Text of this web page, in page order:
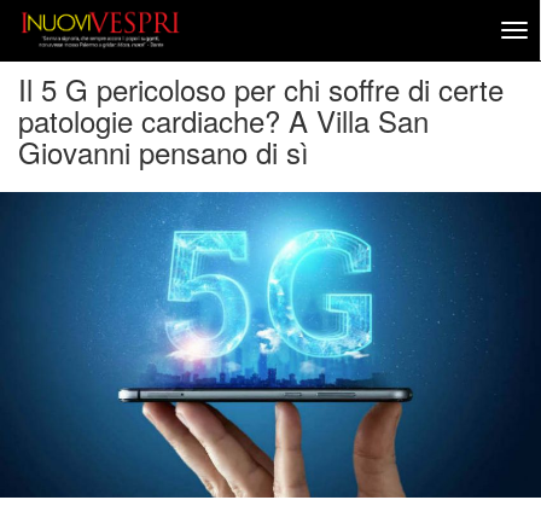
Il 5 G pericoloso per chi soffre di certe
patologie cardiache? A Villa San
Giovanni pensano di sì